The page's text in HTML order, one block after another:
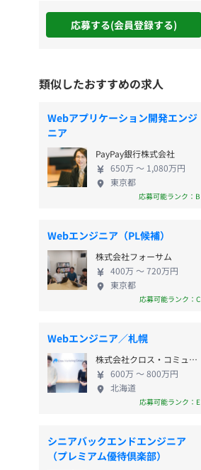
応募する(会員登録する)
類似したおすすめの求人
Webアプリケーション開発エンジ
ニア
PayPay銀行株式会社
650万 〜 1,080万円
東京都
応募可能ランク：B
Webエンジニア（PL候補）
株式会社フォーサム
400万 〜 720万円
東京都
応募可能ランク：C
Webエンジニア／札幌
株式会社クロス・コミュニケーション
600万 〜 800万円
北海道
応募可能ランク：E
シニアバックエンドエンジニア
（プレミアム優待倶楽部）